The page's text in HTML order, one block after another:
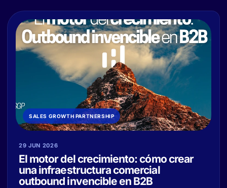
SALES GROWTH PARTNERSHIP
29 JUN 2026
El motor del crecimiento: cómo crear
una infraestructura comercial
outbound invencible en B2B